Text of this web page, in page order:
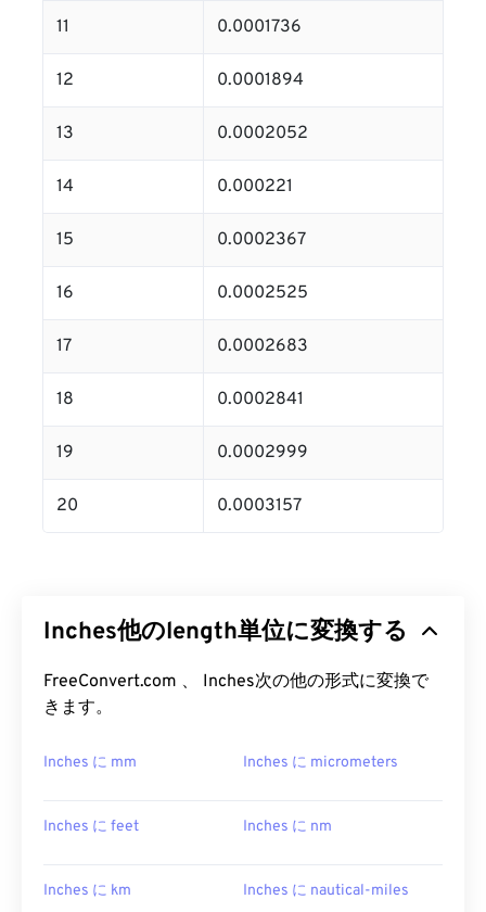
11 0.0001736
12 0.0001894
13 0.0002052
14 0.000221
15 0.0002367
16 0.0002525
17 0.0002683
18 0.0002841
19 0.0002999
20 0.0003157
Inches他のlength単位に変換する
FreeConvert.com 、 Inches次の他の形式に変換で
きます。
Inches に mm Inches に micrometers
Inches に feet Inches に nm
Inches に km Inches に nautical-miles